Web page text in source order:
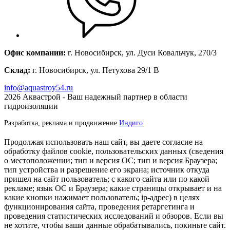
Офис компании: г. Новосибирск, ул. Дуси Ковальчук, 270/3
Склад: г. Новосибирск, ул. Петухова 29/1 В
info@aquastroy54.ru
2026 Аквастрой - Ваш надежный партнер в области
гидроизоляции
Разработка, реклама и продвижение Индиго
Продолжая использовать наш сайт, вы даете согласие на
обработку файлов cookie, пользовательских данных (сведения
о местоположении; тип и версия ОС; тип и версия Браузера;
тип устройства и разрешение его экрана; источник откуда
пришел на сайт пользователь; с какого сайта или по какой
рекламе; язык ОС и Браузера; какие страницы открывает и на
какие кнопки нажимает пользователь; ip-адрес) в целях
функционирования сайта, проведения ретаргетинга и
проведения статистических исследований и обзоров. Если вы
не хотите, чтобы ваши данные обрабатывались, покиньте сайт.